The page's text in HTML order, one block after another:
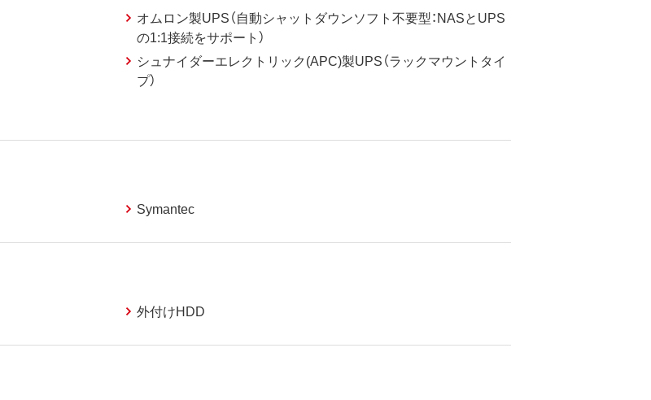
オムロン製UPS（自動シャットダウンソフト不要型：NASとUPS
の1:1接続をサポート）
シュナイダーエレクトリック(APC)製UPS（ラックマウントタイ
プ）
Symantec
外付けHDD